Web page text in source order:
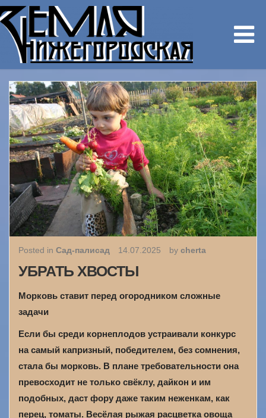
Posted in Сад-палисад 14.07.2025 by cherta
УБРАТЬ ХВОСТЫ
Морковь ставит перед огородником сложные
задачи
Если бы среди корнеплодов устраивали конкурс
на самый капризный, победителем, без сомнения,
стала бы морковь. В плане требовательности она
превосходит не только свёклу, дайкон и им
подобных, даст фору даже таким неженкам, как
перец, томаты. Весёлая рыжая расцветка овоща